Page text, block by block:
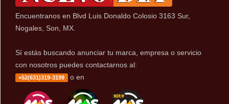
Encuentranos en Blvd Luis Donaldo Colosio 3163 Sur,
Nogales, Son, MX.
Sí estás buscando anunciar tu marca, empresa o servicio
con nosotros puedes contactarnos al:
+52(631)319-3199 o en